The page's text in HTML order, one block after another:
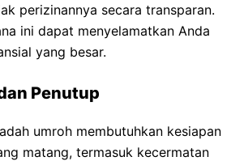
perizinannya secara transparan.
ini dapat menyelamatkan Anda
yang besar.
Penutup
umroh membutuhkan kesiapan
matang, termasuk kecermatan